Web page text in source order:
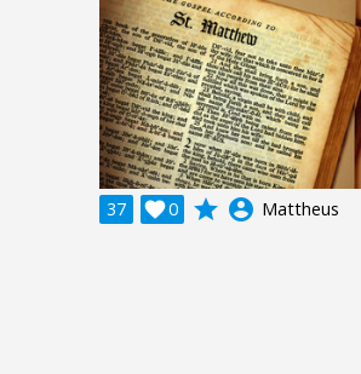
37 0
 grade account_circle Mattheus